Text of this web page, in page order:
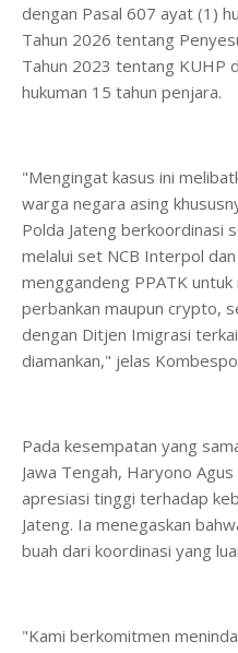
dengan Pasal 607 ayat (1)
Tahun 2026 tentang
Tahun 2023 tentang KUHP
hukuman 15 tahun penjara.
"Mengingat kasus ini
warga negara asing
Polda Jateng berkoordinasi
melalui set NCB Interpol
menggandeng PPATK
perbankan maupun crypto,
dengan Ditjen Imigrasi
diamankan," jelas
​Pada kesempatan yang
Jawa Tengah, Haryono
apresiasi tinggi terhadap
Jateng. Ia menegaskan
buah dari koordinasi yang
"Kami berkomitmen